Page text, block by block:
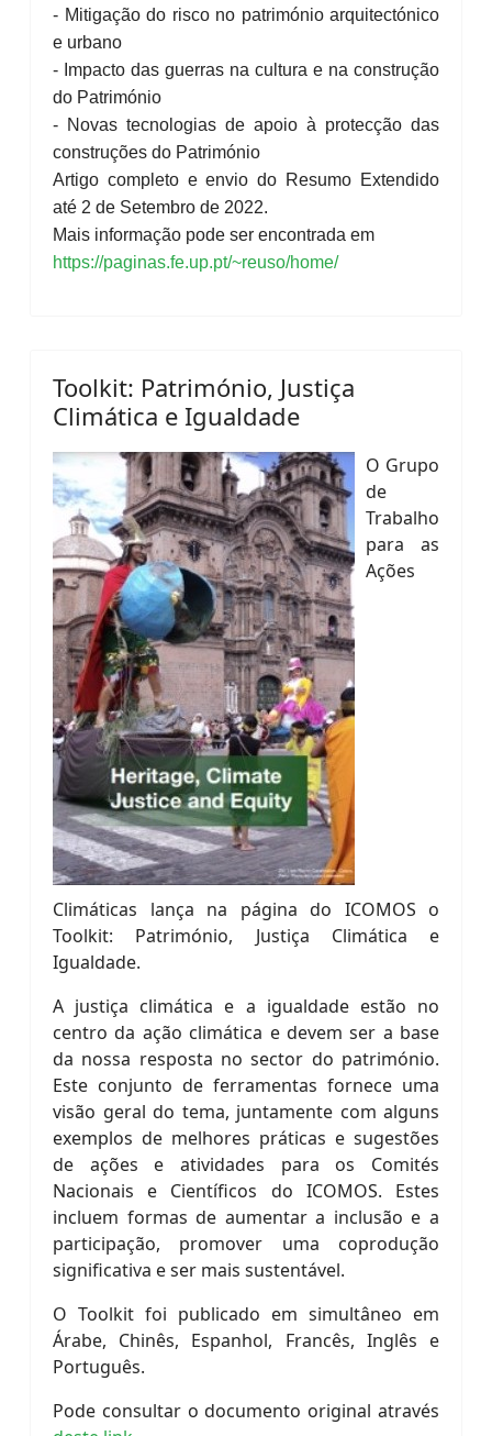
- Mitigação do risco no património arquitectónico
e urbano
- Impacto das guerras na cultura e na construção
do Património
- Novas tecnologias de apoio à protecção das
construções do Património
Artigo completo e envio do Resumo Extendido
até 2 de Setembro de 2022.
Mais informação pode ser encontrada em
https://paginas.fe.up.pt/~reuso/home/
Toolkit: Património, Justiça
Climática e Igualdade
O Grupo
de
Trabalho
para as
Ações
Climáticas lança na página do ICOMOS o
Toolkit: Património, Justiça Climática e
Igualdade.
A justiça climática e a igualdade estão no
centro da ação climática e devem ser a base
da nossa resposta no sector do património.
Este conjunto de ferramentas fornece uma
visão geral do tema, juntamente com alguns
exemplos de melhores práticas e sugestões
de ações e atividades para os Comités
Nacionais e Científicos do ICOMOS. Estes
incluem formas de aumentar a inclusão e a
participação, promover uma coprodução
significativa e ser mais sustentável.
O Toolkit foi publicado em simultâneo em
Árabe, Chinês, Espanhol, Francês, Inglês e
Português.
Pode consultar o documento original através